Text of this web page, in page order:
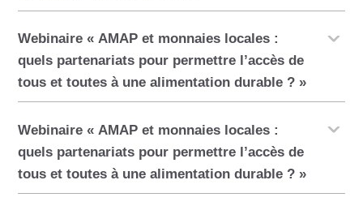
Webinaire « AMAP et monnaies locales :
quels partenariats pour permettre l’accès de
tous et toutes à une alimentation durable ? »
Webinaire « AMAP et monnaies locales :
quels partenariats pour permettre l’accès de
tous et toutes à une alimentation durable ? »